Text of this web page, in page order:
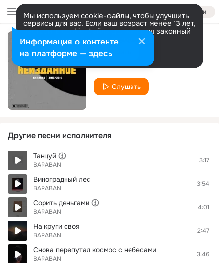
Войти
Мы используем cookie-файлы, чтобы улучшить
сервисы для вас. Если ваш возраст менее 13 лет,
настроить cookie-файлы должен ваш законный
представитель. Больше информации
Разрешить все Настроить
Ночь
BARABAN
Слушать
Другие песни исполнителя
Танцуй
BARABAN
3:17
Виноградный лес
BARABAN
3:54
Сорить деньгами
BARABAN
4:01
На круги своя
BARABAN
2:47
Снова перепутал космос с небесами
BARABAN
3:46
Информация о контенте
на платформе — здесь